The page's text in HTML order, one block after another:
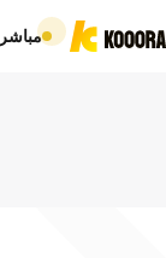
مباشر